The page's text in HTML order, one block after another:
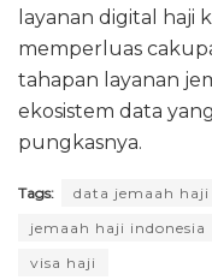
layanan digital haji
memperluas
tahapan layanan
ekosistem data
pungkasnya.
Tags: data jemaah haji
jemaah haji indonesia
visa haji